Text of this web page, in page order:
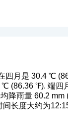
四月是 30.4 ℃
(86.36 ℉). 端四
降雨量 60.2 mm
长度大约为